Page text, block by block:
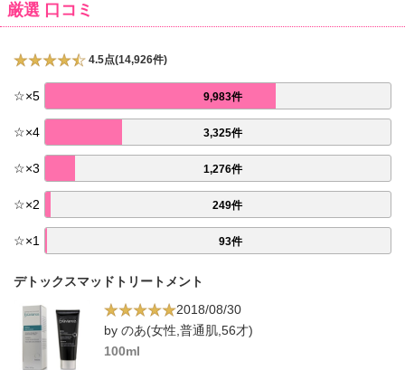
厳選 口コミ
4.5点(14,926件)
☆×5 9,983件
☆×4 3,325件
☆×3 1,276件
☆×2 249件
☆×1 93件
デトックスマッドトリートメント
2018/08/30
by のあ(女性,普通肌,56才)
100ml